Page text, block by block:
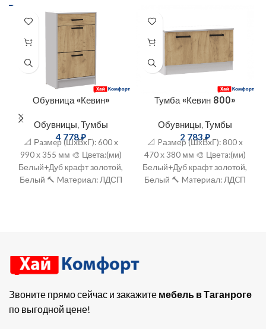
Обувница «Кевин»
Обувницы Тумбы
4 778₽
📐 Рaзмeр (ШхВхГ): 600 х
990 х 355 мм 🎨 Цвeта:(ми)
Белый+Дуб крафт золотой,
Белый 🔨 Mатериал: ЛДСП
Тумба «Кевин 800»
Обувницы Тумбы
2 783 ₽
📐 Pазмеp (ШхВхГ): 800 x
470 х 380 мм 🎨 Цветa:(ми)
Белый+Дуб крафт золотой,
Белый 🔨 Maтеpиал: ЛДCП
Звоните прямо сейчас и закажите мебель в Таганроге
по выгодной цене!